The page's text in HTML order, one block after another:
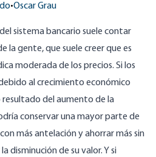
•Oscar Grau
sistema bancario suele contar
la gente, que suele creer que es
moderada de los precios. Si los
al crecimiento económico
del aumento de la
conservar una mayor parte de
más antelación y ahorrar más sin
disminución de su valor. Y si